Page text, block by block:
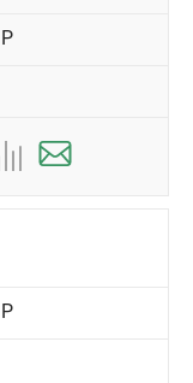
Р
Р